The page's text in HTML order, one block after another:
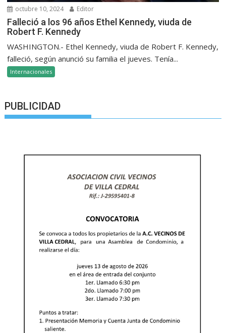
octubre 10, 2024 Editor
Falleció a los 96 años Ethel Kennedy, viuda de
Robert F. Kennedy
WASHINGTON.- Ethel Kennedy, viuda de Robert F. Kennedy,
falleció, según anunció su familia el jueves. Tenía...
Internacionales
PUBLICIDAD